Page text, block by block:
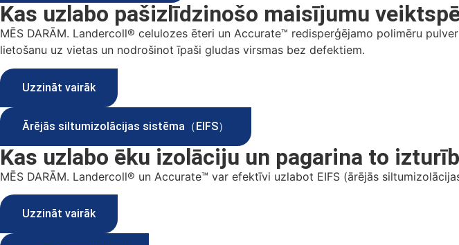
Kas uzlabo pašizlīdzinošo maisījumu
MĒS DARĀM. Landercoll® celulozes ēteri un Accurate™ redisperģējamo polimēru
lietošanu uz vietas un nodrošinot īpaši gludas virsmas bez defektiem.
Uzzināt vairāk
Ārējās siltumizolācijas sistēma（EIFS）
Kas uzlabo ēku izolāciju un pagarina to
MĒS DARĀM. Landercoll® un Accurate™ var efektīvi uzlabot EIFS (ārējās
Uzzināt vairāk